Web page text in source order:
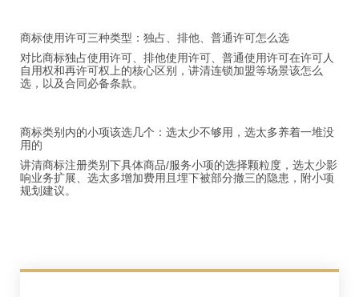
商标使用许可三种类型：独占、排他、普通许可怎么选
对比商标独占使用许可、排他使用许可、普通使用许可在许可人
自用权和再许可权上的核心区别，讲清连锁加盟等场景该怎么
选，以及合同必备条款。
商标类别内的小项该选几个：选太少不够用，选太多养着一堆没
用的
讲清商标注册类别下具体商品/服务小项的选择颗粒度，选太少影
响业务扩展、选太多增加费用且埋下被部分撤三的隐患，附小项
规划建议。